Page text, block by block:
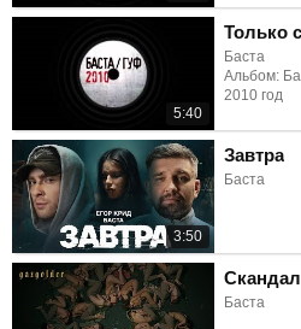
5:40
Только
Баста
Альбом:
2010 год
3:50
Завтра
Баста
Скандал
Баста